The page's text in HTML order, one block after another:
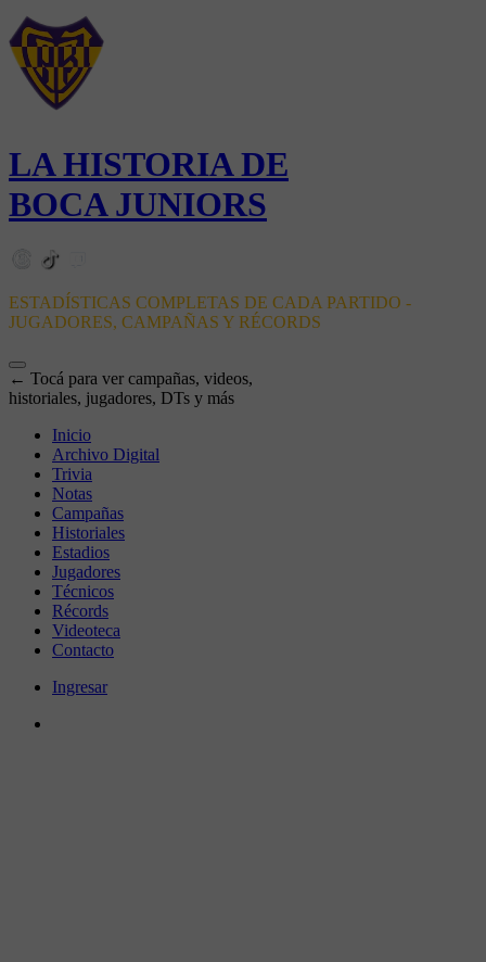
LA HISTORIA DE
BOCA JUNIORS
ESTADÍSTICAS COMPLETAS DE CADA PARTIDO -
JUGADORES, CAMPAÑAS Y RÉCORDS
← Tocá para ver campañas, videos,
historiales, jugadores, DTs y más
Inicio
Archivo Digital
Trivia
Notas
Campañas
Historiales
Estadios
Jugadores
Técnicos
Récords
Videoteca
Contacto
Ingresar